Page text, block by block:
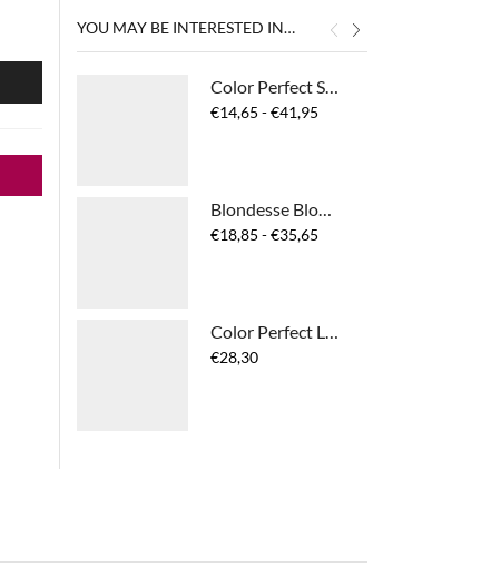
YOU MAY BE INTERESTED IN…
Color Perfect Shampoo
€14,65 - €41,95Prijsklasse:
Blondesse Blonde Miracle Nectar
€18,85 - €35,65Prijsklasse:
€28,30